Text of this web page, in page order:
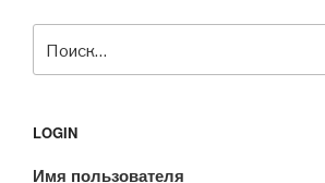
LOGIN
Имя пользователя